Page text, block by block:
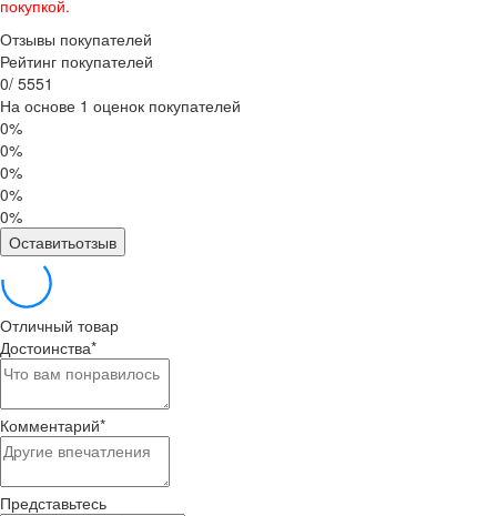
покупкой.
Отзывы покупателей
Рейтинг покупателей
0/ 5551
На основе 1 оценок покупателей
0%
0%
0%
0%
0%
Оставитьотзыв
Отличный товар
Достоинства*
Комментарий*
Представьтесь